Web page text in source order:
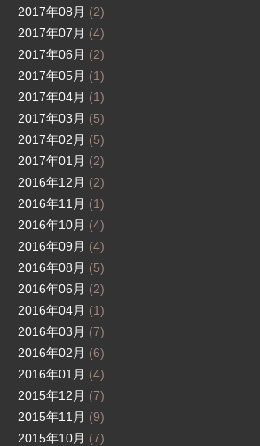
2017年08月 (2)
2017年07月 (4)
2017年06月 (2)
2017年05月 (1)
2017年04月 (1)
2017年03月 (5)
2017年02月 (5)
2017年01月 (2)
2016年12月 (2)
2016年11月 (1)
2016年10月 (4)
2016年09月 (4)
2016年08月 (5)
2016年06月 (2)
2016年04月 (1)
2016年03月 (7)
2016年02月 (6)
2016年01月 (4)
2015年12月 (7)
2015年11月 (9)
2015年10月 (7)